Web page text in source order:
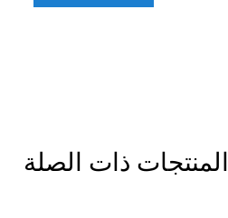
المنتجات ذات الصلة